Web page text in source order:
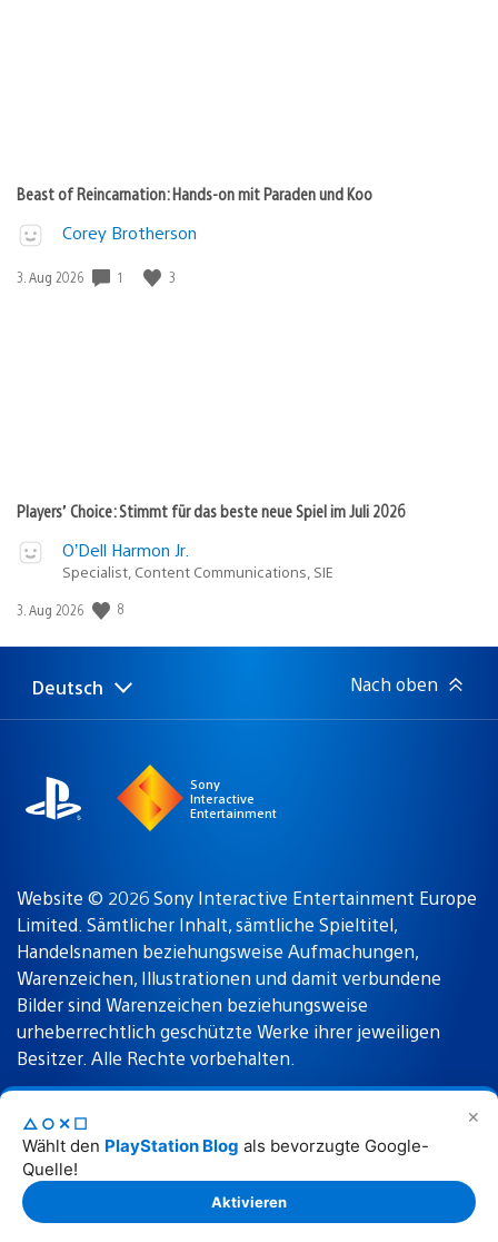
✕
△○✕☐
Wählt den PlayStation Blog als bevorzugte Google-
Quelle!
Aktivieren
Beast of Reincarnation: Hands-on mit Paraden und Koo
Corey Brotherson
Veröffentlichungsdatum:
3. Aug 2026 1 3
Players’ Choice: Stimmt für das beste neue Spiel im Juli 2026
O’Dell Harmon Jr.
Specialist, Content Communications, SIE
Veröffentlichungsdatum:
3. Aug 2026 8
Select
Aktuelle
Deutsch Nach oben
Sony
Interactive
Entertainment
Website © 2026 Sony Interactive Entertainment Europe
Limited. Sämtlicher Inhalt, sämtliche Spieltitel,
Handelsnamen beziehungsweise Aufmachungen,
Warenzeichen, Illustrationen und damit verbundene
Bilder sind Warenzeichen beziehungsweise
urheberrechtlich geschützte Werke ihrer jeweiligen
Besitzer. Alle Rechte vorbehalten.
Nutzungsbedingungen Datenschutzrichtlinie
Rechtliche Hinweise